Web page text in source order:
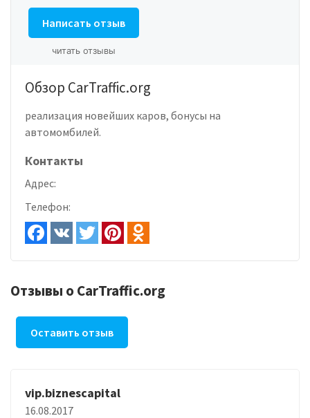
Написать отзыв
читать отзывы
Обзор CarTraffic.org
реализация новейших каров, бонусы на
автомомбилей.
Контакты
Адрес:
Телефон:
Отзывы о CarTraffic.org
Оставить отзыв
vip.biznescapital
16.08.2017